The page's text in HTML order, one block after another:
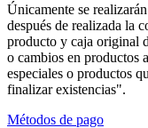
Únicamente se
después de realizada la
producto y caja original
o cambios en productos
especiales o productos
finalizar existencias".
Métodos de pago